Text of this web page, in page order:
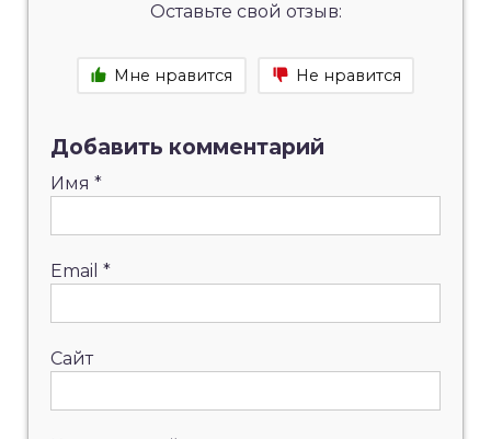
Оставьте свой отзыв:
Мне нравится Не нравится
Добавить комментарий
Имя *
Email *
Сайт